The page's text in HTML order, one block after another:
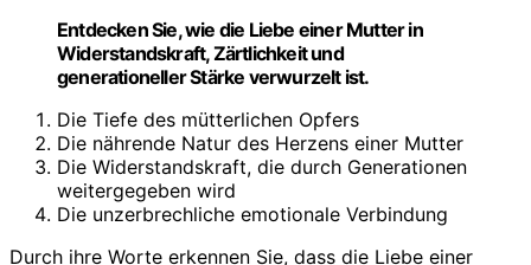
Entdecken Sie, wie die Liebe einer Mutter in
Widerstandskraft, Zärtlichkeit und
generationeller Stärke verwurzelt ist.
Die Tiefe des mütterlichen Opfers
Die nährende Natur des Herzens einer Mutter
Die Widerstandskraft, die durch Generationen
weitergegeben wird
Die unzerbrechliche emotionale Verbindung
Durch ihre Worte erkennen Sie, dass die Liebe einer